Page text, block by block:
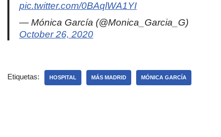
pic.twitter.com/0BAqlWA1YI
— Mónica García (@Monica_Garcia_G)
October 26, 2020
Etiquetas: HOSPITAL MÁS MADRID MÓNICA GARCÍA